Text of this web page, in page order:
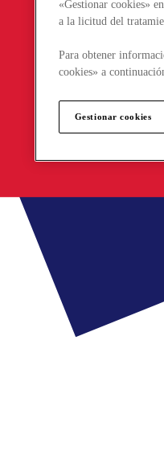
«Gestionar cookies»
a la licitud del
Para obtener
cookies» a
Gestionar cookies